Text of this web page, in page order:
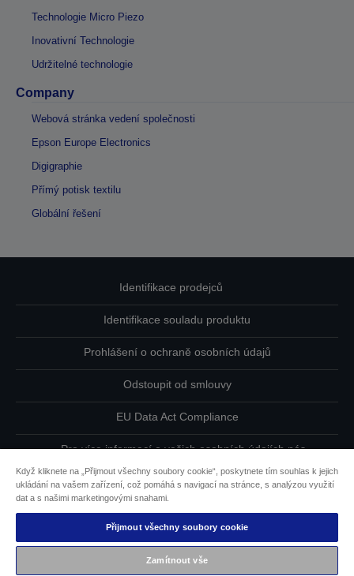
Technologie Micro Piezo
Inovativní Technologie
Udržitelné technologie
Company
Webová stránka vedení společnosti
Epson Europe Electronics
Digigraphie
Přímý potisk textilu
Globální řešení
Identifikace prodejců
Identifikace souladu produktu
Prohlášení o ochraně osobních údajů
Odstoupit od smlouvy
EU Data Act Compliance
Pro více informací o vašich osobních údajích nás
Informace o souborech cookie
Závazek usnadnění přístupu společnosti Epson
Když kliknete na „Přijmout všechny soubory cookie“, poskytnete tím souhlas k jejich
ukládání na vašem zařízení, což pomáhá s navigací na stránce, s analýzou využití
dat a s našimi marketingovými snahami.
Přijmout všechny soubory cookie
Zamítnout vše